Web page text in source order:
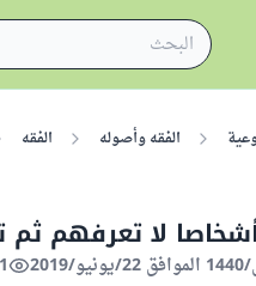
الفقه وأصوله الفقه
لا تعرفهم